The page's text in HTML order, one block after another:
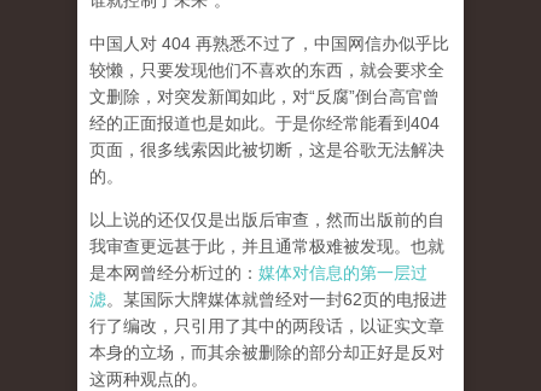
中国人对 404 再熟悉不过了，中国网信办似乎比
较懒，只要发现他们不喜欢的东西，就会要求全
文删除，对突发新闻如此，对“反腐”倒台高官曾
经的正面报道也是如此。于是你经常能看到404
页面， 很多线索因此被切断，这是谷歌无法解决
的。
以上说的还仅仅是出版后审查，然而出版前的自
我审查更远甚于此，并且通常极难被发现。 也就
是本网曾经分析过的： 媒体对信息的第一层过
滤。某国际大牌媒体就曾经对一封62页的电报进
行了编改，只引用了其中的两段话，以证实文章
本身的立场，而其余被删除的部分却正好是反对
这两种观点的。